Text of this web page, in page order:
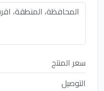
سعر المنتج
التوصيل